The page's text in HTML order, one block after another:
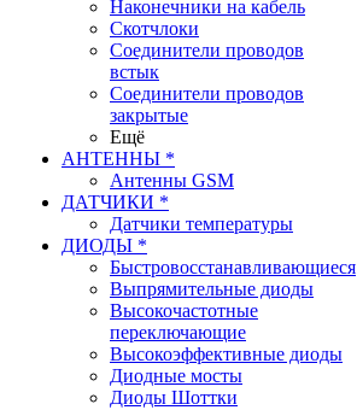
Наконечники на кабель
Скотчлоки
Соединители проводов
встык
Соединители проводов
закрытые
Ещё
АНТЕННЫ *
Антенны GSM
ДАТЧИКИ *
Датчики температуры
ДИОДЫ *
Быстровосстанавливающиеся
Выпрямительные диоды
Высокочастотные
переключающие
Высокоэффективные диоды
Диодные мосты
Диоды Шоттки